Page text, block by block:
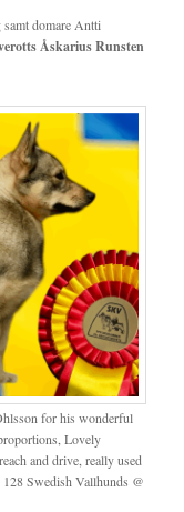
domare Antti
Åskarius Runsten
for his wonderful
Lovely
and drive, really used
Swedish Vallhunds @